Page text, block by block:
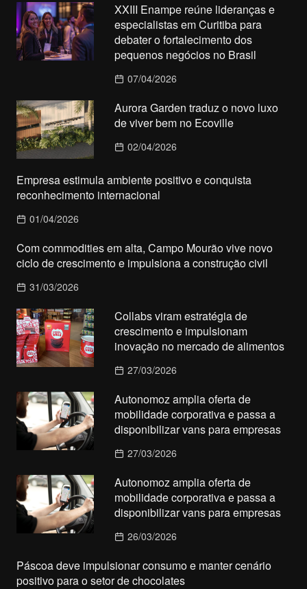
XXIII Enampe reúne lideranças e
especialistas em Curitiba para
debater o fortalecimento dos
pequenos negócios no Brasil
07/04/2026
Aurora Garden traduz o novo luxo
de viver bem no Ecoville
02/04/2026
Empresa estimula ambiente positivo e conquista
reconhecimento internacional
01/04/2026
Com commodities em alta, Campo Mourão vive novo
ciclo de crescimento e impulsiona a construção civil
31/03/2026
Collabs viram estratégia de
crescimento e impulsionam
inovação no mercado de alimentos
27/03/2026
Autonomoz amplia oferta de
mobilidade corporativa e passa a
disponibilizar vans para empresas
27/03/2026
Autonomoz amplia oferta de
mobilidade corporativa e passa a
disponibilizar vans para empresas
26/03/2026
Páscoa deve impulsionar consumo e manter cenário
positivo para o setor de chocolates